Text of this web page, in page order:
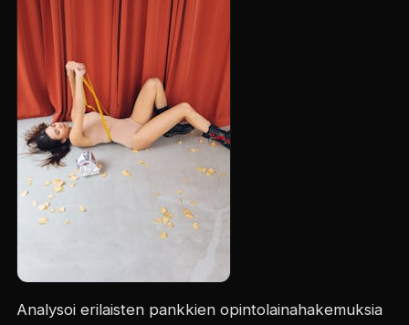
Analysoi erilaisten pankkien opintolainahakemuksia